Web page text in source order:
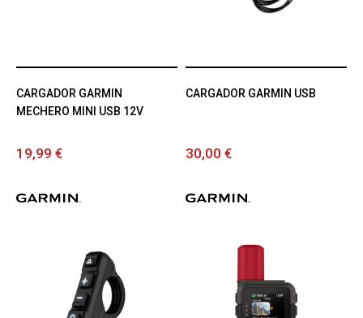
CARGADOR GARMIN
MECHERO MINI USB 12V
19,99 €
CARGADOR GARMIN USB
30,00 €